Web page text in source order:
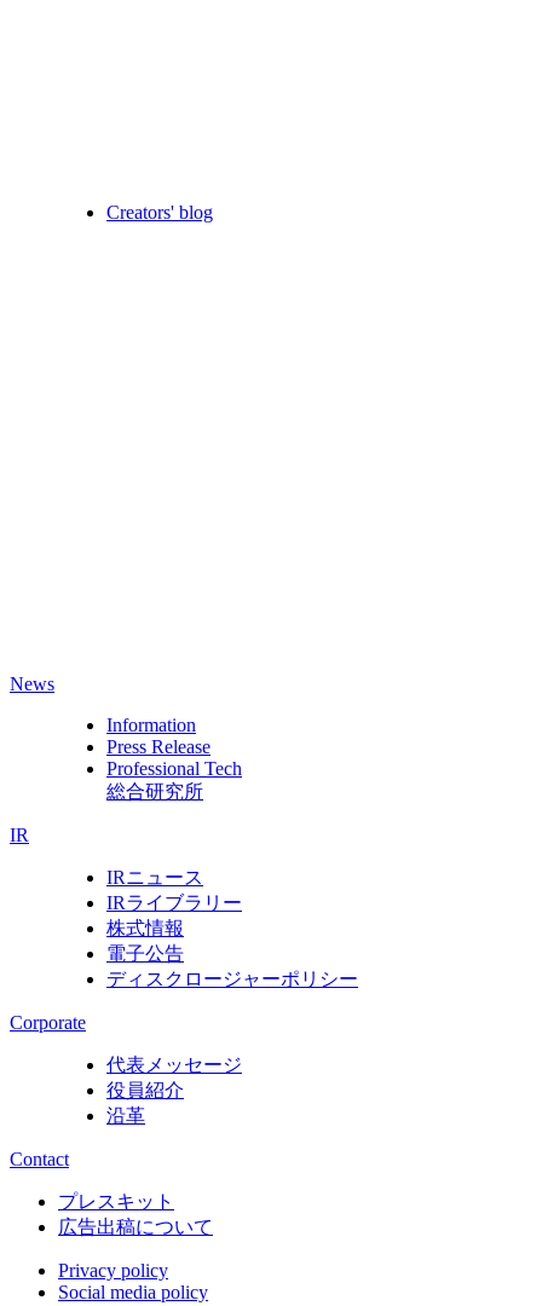
Creators' blog
News
Information
Press Release
Professional Tech
総合研究所
IR
IRニュース
IRライブラリー
株式情報
電子公告
ディスクロージャーポリシー
Corporate
代表メッセージ
役員紹介
沿革
Contact
プレスキット
広告出稿について
Privacy policy
Social media policy